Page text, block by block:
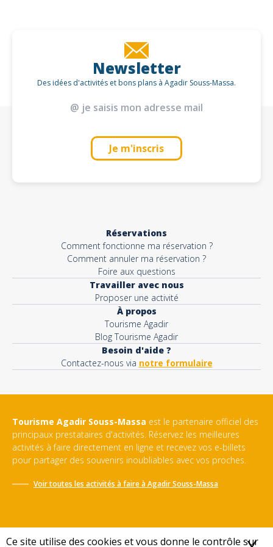
Ce site utilise des cookies et vous donne le contrôle sur
Newsletter
Des idées d'activités et bons plans à Agadir Souss-Massa.
Je m'inscris
Réservations
Comment fonctionne ma réservation ?
Comment annuler ma réservation ?
Foire aux questions
Travailler avec nous
Proposer une activité
À propos
Tourisme Agadir
Blog Tourisme Agadir
Besoin d'aide ?
Contactez-nous via notre formulaire
Tourisme Agadir Souss-Massa est le partenaire officiel des
principaux prestataires d'activités. Réservez les meilleures
activités à faire directement en ligne et recevez vos e-billets
pour partager des souvenirs inoubliables avec vos proches.
Voir toutes les activités à faire àAgadir Souss-Massa